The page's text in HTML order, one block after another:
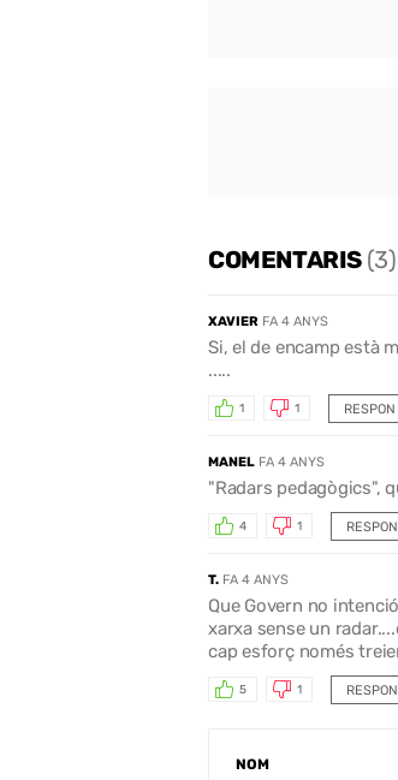
COMENTARIS (3)
XAVIER FA 4 ANYS
Si, el de encamp està
.....
RESPON
1 1
MANEL FA 4 ANYS
"Radars pedagògics",
RESPON
4 1
T. FA 4 ANYS
Que Govern no
xarxa sense un
cap esforç només
RESPON
5 1
NOM